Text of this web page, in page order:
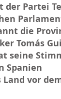
der Partei
die
Tomás
seine
Spanien
vor